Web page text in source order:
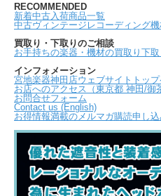
RECOMMENDED
新着中古入荷商品一覧
中古ヴィンテージレコーディング
買取り・下取りのご相談
お手持ちの楽器・機材の買取り下
インフォメーション
宮地楽器神田店ウェブサイトトッ
お店へのアクセス（東京都 神田/御
お問合せフォーム
Contact us (English)
お得情報満載のメルマガ購読申し